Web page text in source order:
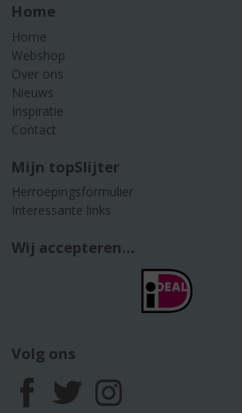
Home
Home
Webshop
Over ons
Nieuws
Inspiratie
Contact
Mijn topSlijter
Herroepingsformulier
Interessante links
Wij accepteren...
Volg ons
F T I